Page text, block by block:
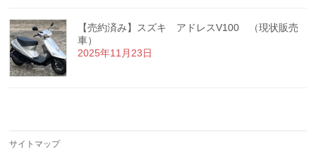
【売約済み】スズキ アドレスV100 （現状販売
車）
2025年11月23日
サイトマップ